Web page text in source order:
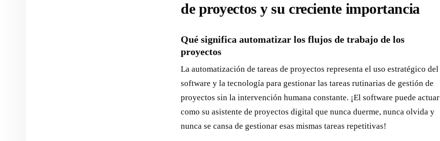
de proyectos y su creciente importancia
Qué significa automatizar los flujos de trabajo de los
proyectos
La automatización de tareas de proyectos representa el uso estratégico del
software y la tecnología para gestionar las tareas rutinarias de gestión de
proyectos sin la intervención humana constante. ¡El software puede actuar
como su asistente de proyectos digital que nunca duerme, nunca olvida y
nunca se cansa de gestionar esas mismas tareas repetitivas!